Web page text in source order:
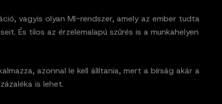
vagyis olyan MI-rendszer, amely az ember tudta
És tilos az érzelemalapú szűrés is a munkahelyen
azonnal le kell állítania, mert a bírság akár a
is lehet.